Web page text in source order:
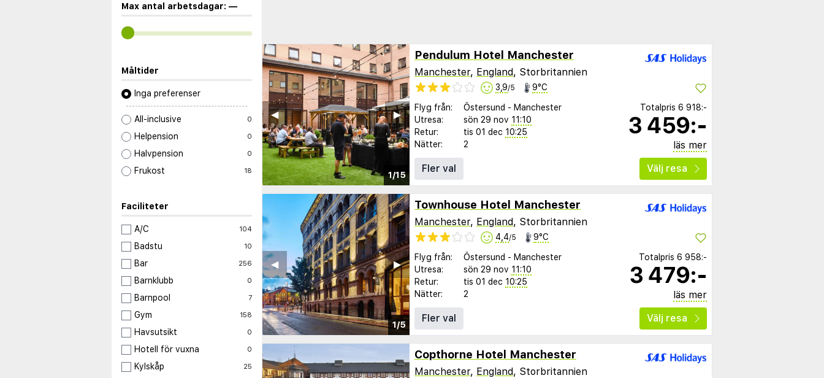
Max antal arbetsdagar: —
Måltider
Inga preferenser
All-inclusive 0
Helpension 0
Halvpension 0
Frukost 18
Faciliteter
A/C 104
Badstu 10
Bar 256
Barnklubb 0
Barnpool 7
Gym 158
Havsutsikt 0
Hotell för vuxna 0
Kylskåp 25
1/15
▶︎
◀︎
Pendulum Hotel Manchester
Manchester, England, Storbritannien
3,9/5 9°C
Flyg från: Östersund - Manchester
Utresa:
sön 29 nov 11:10
Retur:
tis 01 dec 10:25
Nätter:
2
Totalpris 6 918:-
3 459:-
läs mer
Fler val
Välj resa
1/5
▶︎
◀︎
Townhouse Hotel Manchester
Manchester, England, Storbritannien
4,4/5 9°C
Flyg från: Östersund - Manchester
Utresa:
sön 29 nov 11:10
Retur:
tis 01 dec 10:25
Nätter:
2
Totalpris 6 958:-
3 479:-
läs mer
Fler val
Välj resa
Copthorne Hotel Manchester
Manchester, England, Storbritannien